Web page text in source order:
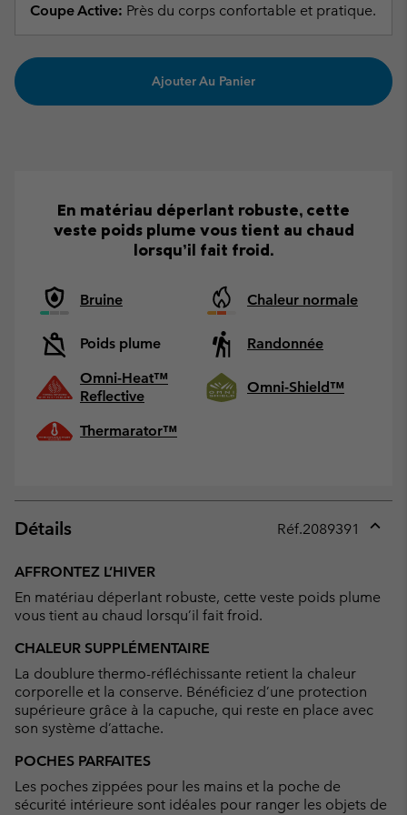
Coupe Active: Près du corps confortable et pratique.
Ajouter Au Panier
En matériau déperlant robuste, cette
veste poids plume vous tient au chaud
lorsqu’il fait froid.
Bruine Chaleur normale
Poids plume
Randonnée
Omni-Heat™
Reflective
Omni-Shield™
Thermarator™
Détails Réf.2089391
AFFRONTEZ L’HIVER
En matériau déperlant robuste, cette veste poids plume
vous tient au chaud lorsqu’il fait froid.
CHALEUR SUPPLÉMENTAIRE
La doublure thermo-réfléchissante retient la chaleur
corporelle et la conserve. Bénéficiez d’une protection
supérieure grâce à la capuche, qui reste en place avec
son système d’attache.
POCHES PARFAITES
Les poches zippées pour les mains et la poche de
sécurité intérieure sont idéales pour ranger les objets de